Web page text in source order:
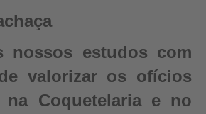
nossos estudos com
valorizar os ofícios
na Coquetelaria e no